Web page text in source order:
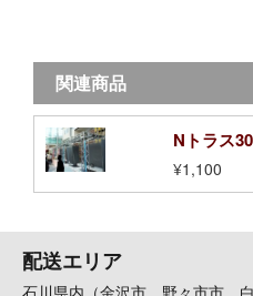
関連商品
Nトラス
¥1,100
配送エリア